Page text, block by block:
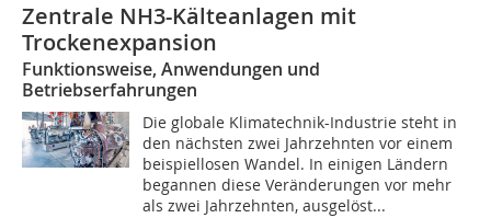
Zentrale NH3-Kälteanlagen mit
Trockenexpansion
Funktionsweise, Anwendungen und
Betriebserfahrungen
Die globale Klimatechnik-Industrie steht in
den nächsten zwei Jahrzehnten vor einem
beispiellosen Wandel. In einigen Ländern
begannen diese Veränderungen vor mehr
als zwei Jahrzehnten, ausgelöst...